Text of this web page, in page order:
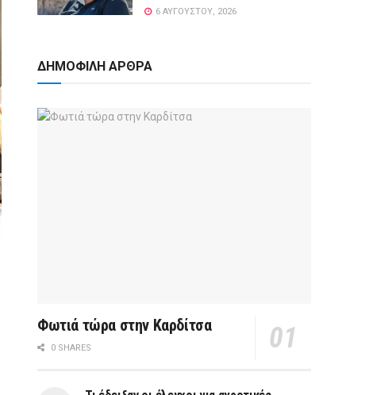
6 ΑΥΓΟΎΣΤΟΥ, 2026
ΔΗΜΟΦΙΛΗ ΑΡΘΡΑ
Φωτιά τώρα στην Καρδίτσα
0 SHARES